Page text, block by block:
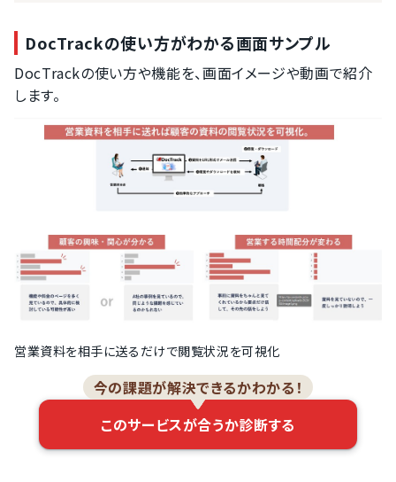
DocTrackの使い方がわかる画面サンプル
DocTrackの使い方や機能を、画面イメージや動画で紹介
します。
営業資料を相手に送るだけで閲覧状況を可視化
今の課題が解決できるかわかる！
このサービスが合うか診断する